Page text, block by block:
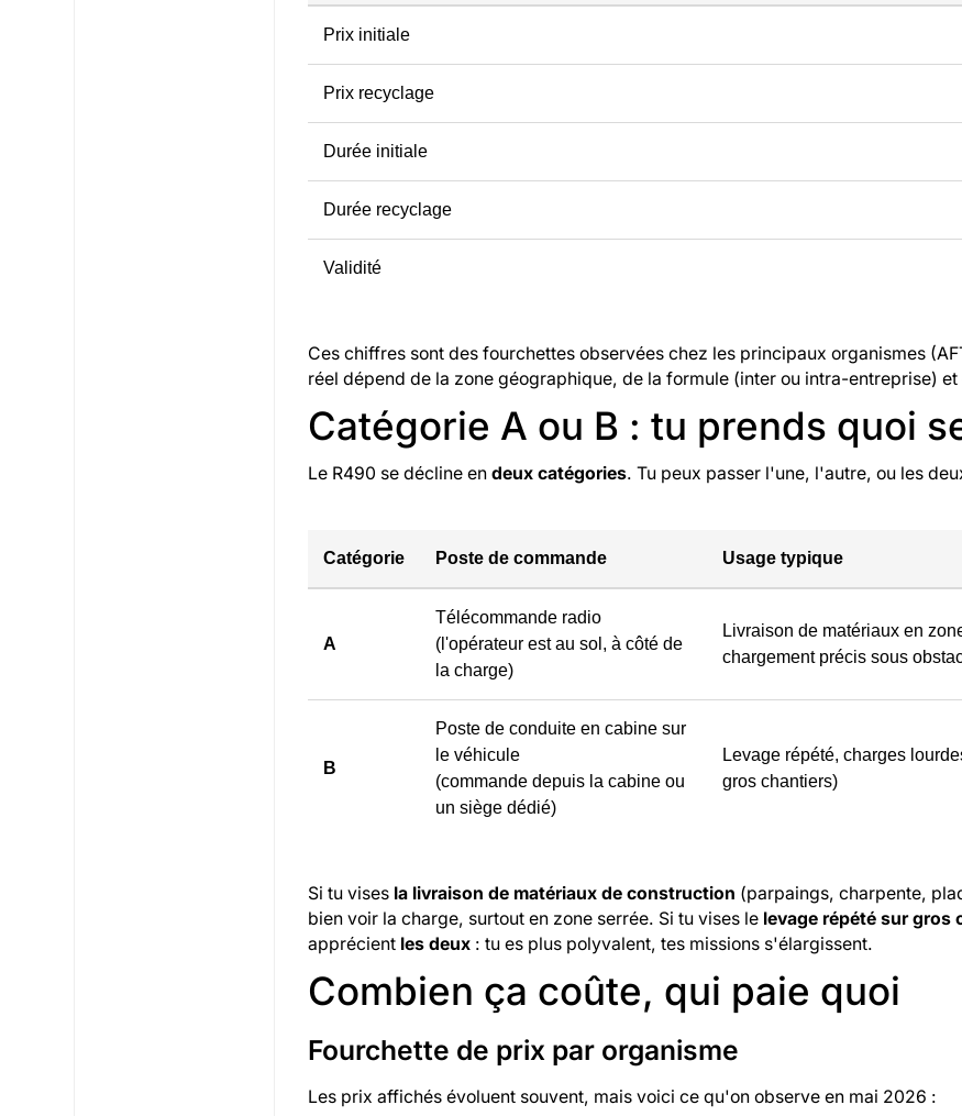
Prix initiale
Prix recyclage
Durée initiale
Durée recyclage
Validité
Ces chiffres sont des fourchettes observées chez les principaux organismes
réel dépend de la zone géographique, de la formule (inter ou intra-entreprise)
Catégorie A ou B : tu prends quoi
Le R490 se décline endeux catégories. Tu peux passer l'une, l'autre, ou les
Catégorie Poste de commande Usage typique
A
Télécommande radio
(l'opérateur est au sol, à côté de
la charge)
Livraison de matériaux en
chargement précis sous
B
Poste de conduite en cabine sur
le véhicule
(commande depuis la cabine ou
un siège dédié)
Levage répété, charges
gros chantiers)
Si tu vises la livraison de matériaux de construction (parpaings, charpente,
bien voir la charge, surtout en zone serrée. Si tu vises le levage répété sur gros
apprécient les deux : tu es plus polyvalent, tes missions s'élargissent.
Combien ça coûte, qui paie quoi
Fourchette de prix par organisme
Les prix affichés évoluent souvent, mais voici ce qu'on observe en mai 2026 :